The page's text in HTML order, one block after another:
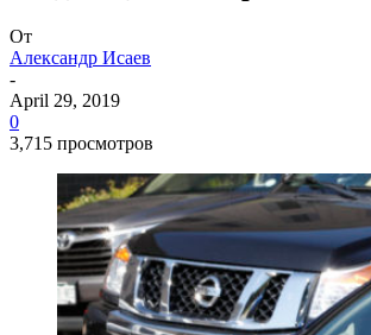
От
Александр Исаев
-
April 29, 2019
0
3,715 просмотров